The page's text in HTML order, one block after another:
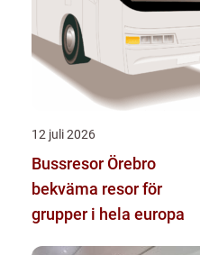
12 juli 2026
Bussresor Örebro
bekväma resor för
grupper i hela europa